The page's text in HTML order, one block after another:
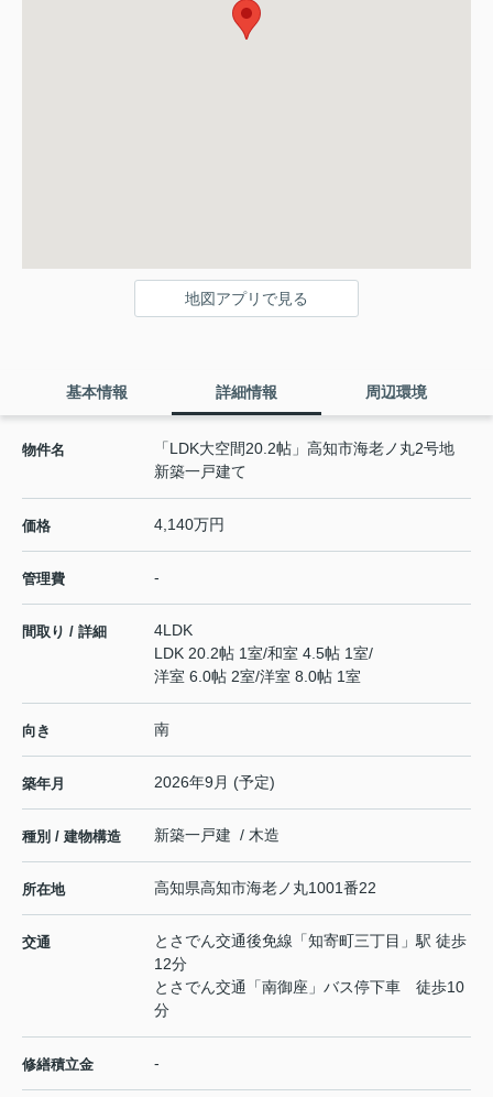
地図アプリで見る
基本情報 詳細情報 周辺環境
物件名
「LDK大空間20.2帖」高知市海老ノ丸2号地
新築一戸建て
価格 4,140万円
管理費 -
間取り / 詳細
4LDK
LDK 20.2帖 1室/和室 4.5帖 1室/
洋室 6.0帖 2室/洋室 8.0帖 1室
向き 南
築年月 2026年9月 (予定)
種別 / 建物構造 新築一戸建 / 木造
所在地 高知県高知市海老ノ丸1001番22
交通 とさでん交通後免線 「知寄町三丁目 」駅 徒歩
12分
とさでん交通「南御座」バス停下車 徒歩10
分
修繕積立金 -